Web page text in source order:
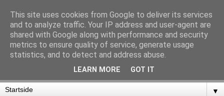
▼
This site uses cookies from Google to deliver its services
and to analyze traffic. Your IP address and user-agent are
shared with Google along with performance and security
metrics to ensure quality of service, generate usage
statistics, and to detect and address abuse.
LEARN MORE GOT IT